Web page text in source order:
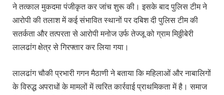
ने तत्काल मुकदमा पंजीकृत कर जांच शुरू की। इसके बाद पुलिस टीम ने
आरोपी की तलाश में कई संभावित स्थानों पर दबिश दी पुलिस टीम की
सतर्कता और तत्परता से आरोपी मनोज उर्फ तेज्जू को ग्राम मिठ्ठीबेरी
लालढांग क्षेत्र से गिरफ्तार कर लिया गया।
लालढांग चौकी प्रभारी गगन मैठाणी ने बताया कि महिलाओं और नाबालिगों
के विरुद्ध अपराधों के मामलों में त्वरित कार्रवाई प्राथमिकता में है। समाज